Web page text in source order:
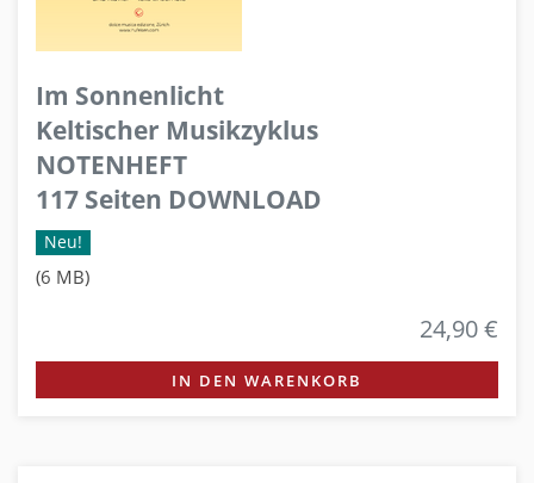
Im Sonnenlicht
Keltischer Musikzyklus
NOTENHEFT
117 Seiten DOWNLOAD
Neu!
(6 MB)
24,90 €
IN DEN WARENKORB